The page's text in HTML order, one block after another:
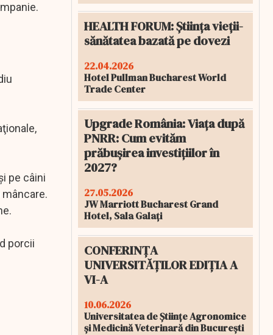
pe câini
porcii
HEALTH FORUM: Știința vieții-
sănătatea bazată pe dovezi
22.04.2026
Hotel Pullman Bucharest World
Trade Center
Upgrade România: Viața după
PNRR: Cum evităm
prăbușirea investițiilor în
2027?
27.05.2026
JW Marriott Bucharest Grand
Hotel, Sala Galați
CONFERINȚA
UNIVERSITĂȚILOR EDIȚIA A
VI-A
10.06.2026
Universitatea de Științe Agronomice
și Medicină Veterinară din București